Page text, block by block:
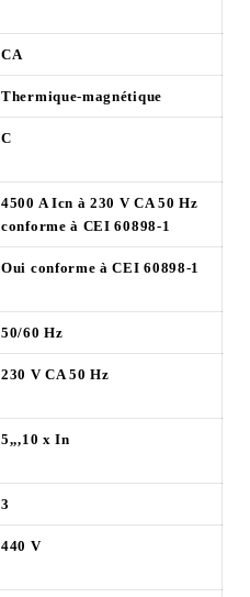
CA
Thermique-magnétique
C
4500 A Icn à 230 V CA 50 Hz
conforme à CEI 60898-1
Oui conforme à CEI 60898-1
50/60 Hz
230 V CA 50 Hz
5,,,10 x In
3
440 V